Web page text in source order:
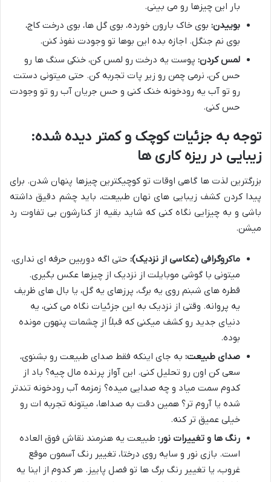
بار این چیزها رو می بینی.
بوییدن: بوی خاک بارون خورده، بوی گل ها، بوی درخت کاج،
بوی نم جنگل. اجازه بده این بوها تو وجودت نفوذ کنن.
لمس کردن: پوست یه درخت رو لمس کن، خنکی سنگ ها رو
حس کن، نرمی چمن رو زیر پات تجربه کن. حتی میتونی دستت
رو تو آب یه رودخونه خنک کنی و حس جریان آب رو تو وجودت
حس کنی.
توجه به جزئیات کوچک و کمتر دیده شده:
زیبایی در ریزه کاری ها
بزرگترین لذت ها گاهی اوقات تو کوچیکترین چیزها پنهان شدن. برای
پیدا کردن کشف زیبایی های نهان طبیعت، باید چشم دقیق داشته
باشی و به چیزایی نگاه کنی که شاید بقیه از کنارشون بی تفاوت رد
میشن.
ماکروگرافی (عکاسی از نزدیک): حتی اگه دوربین حرفه ای نداری،
میتونی با گوشی موبایلت از نزدیک از چیزها عکس بگیری.
قطره های شبنم روی یه برگ، پرزهای یه گل، یا بال های ظریف
یه پروانه. وقتی از نزدیک به این جزئیات نگاه می کنی، یه
دنیای جدید رو کشف میکنی که قبلاً از چشمات پنهون مونده
بوده.
صدای طبیعت: به جای اینکه فقط صدای طبیعت رو بشنوی،
سعی کن اون رو تحلیل کنی. این آواز پرنده مال چیه؟ باد از
کدوم سمت میاد و چه صدایی میده؟ زمزمه آب رودخونه تندتر
شده یا آروم تر؟ همین دقت به صداها، میتونه تجربه ات رو
خیلی عمیق تر کنه.
رنگ ها و تغییرات نور: طبیعت یه هنرمند نقاش فوق العاده
است. بازی نور و سایه روی درختا، تغییر رنگ آسمون موقع
غروب، یا تغییر رنگ برگ ها تو فصل پاییز. هر کدوم از اینا یه